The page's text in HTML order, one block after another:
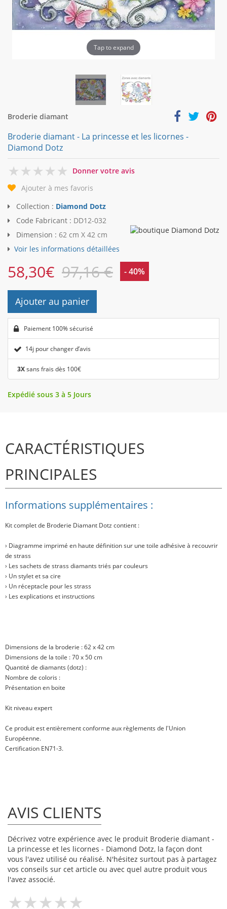
Tap to expand
Broderie diamant
Broderie diamant - La princesse et les licornes -
Diamond Dotz
0
Donner votre avis
Ajouter à mes favoris
Collection : Diamond Dotz
Code Fabricant : DD12-032
Dimension : 62 cm X 42 cm
Voir les informations détaillées
58,30€ 97,16 € - 40%
Ajouter au panier
Paiement 100% sécurisé
14j pour changer d’avis
3Xsans frais dès 100€
Expédié sous 3 à 5 Jours
CARACTÉRISTIQUES
PRINCIPALES
Informations supplémentaires :
Kit complet de Broderie Diamant Dotz contient :
› Diagramme imprimé en haute définition sur une toile adhésive à recouvrir
de strass
› Les sachets de strass diamants triés par couleurs
› Un stylet et sa cire
› Un réceptacle pour les strass
› Les explications et instructions
Dimensions de la broderie : 62 x 42 cm
Dimensions de la toile : 70 x 50 cm
Quantité de diamants (dotz) :
Nombre de coloris :
Présentation en boite
Kit niveau expert
Ce produit est entièrement conforme aux règlements de l'Union
Européenne.
Certification EN71-3.
AVIS CLIENTS
Décrivez votre expérience avec le produit Broderie diamant -
La princesse et les licornes - Diamond Dotz, la façon dont
vous l'avez utilisé ou réalisé. N'hésitez surtout pas à partagez
vos conseils sur cet article ou avec quel autre produit vous
l'avez associé.